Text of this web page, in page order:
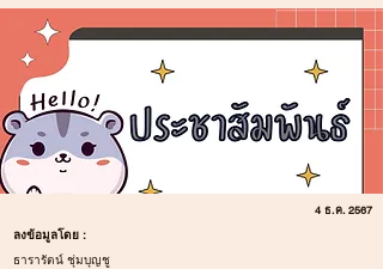
4 ธ.ค. 2567
ลงข้อมูลโดย :
ธารารัตน์ ชุ่มบุญชู